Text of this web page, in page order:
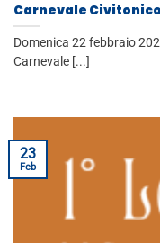
Carnevale Civitonico
Domenica 22 febbraio
Carnevale [...]
23
Feb